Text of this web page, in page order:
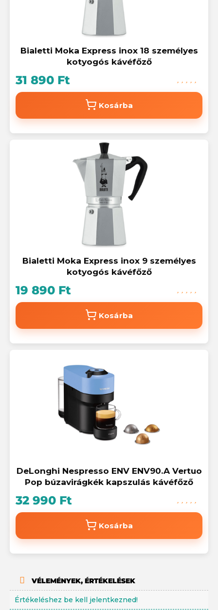
Bialetti Moka Express inox 18 személyes
kotyogós kávéfőző
31 890 Ft
Kosárba
Bialetti Moka Express inox 9 személyes
kotyogós kávéfőző
19 890 Ft
Kosárba
DeLonghi Nespresso ENV ENV90.A Vertuo
Pop búzavirágkék kapszulás kávéfőző
32 990 Ft
Kosárba
VÉLEMÉNYEK, ÉRTÉKELÉSEK
Értékeléshez be kell jelentkezned!